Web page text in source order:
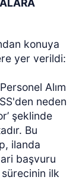
konuya
yer verildi:
Alım
neden
şeklinde
Bu
ilanda
başvuru
ilk